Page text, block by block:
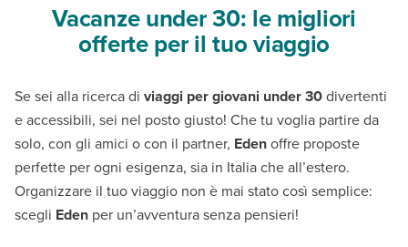
Vacanze under 30: le migliori
offerte per il tuo viaggio
Se sei alla ricerca di viaggi per giovani under 30divertenti
e accessibili, sei nel posto giusto! Che tu voglia partire da
solo, con gli amici o con il partner, Edenoffre proposte
perfette per ogni esigenza, sia in Italia che all’estero.
Organizzare il tuo viaggio non è mai stato così semplice:
scegli Eden per un’avventura senza pensieri!